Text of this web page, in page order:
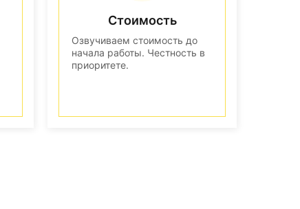
Стоимость
Озвучиваем стоимость до
начала работы. Честность в
приоритете.